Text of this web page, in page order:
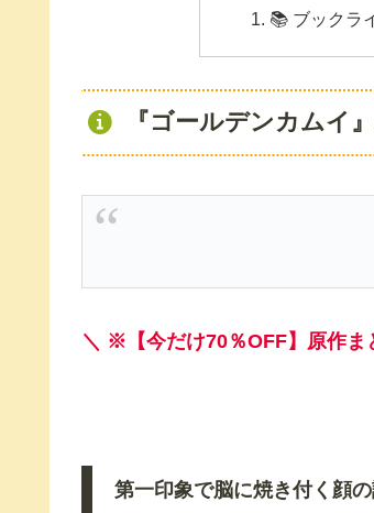
📚 ブックラ
『ゴールデンカムイ
＼ ※【今だけ70％OFF】原作
第一印象で脳に焼き付く顔